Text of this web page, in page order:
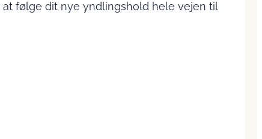
følge dit nye yndlingshold hele vejen til